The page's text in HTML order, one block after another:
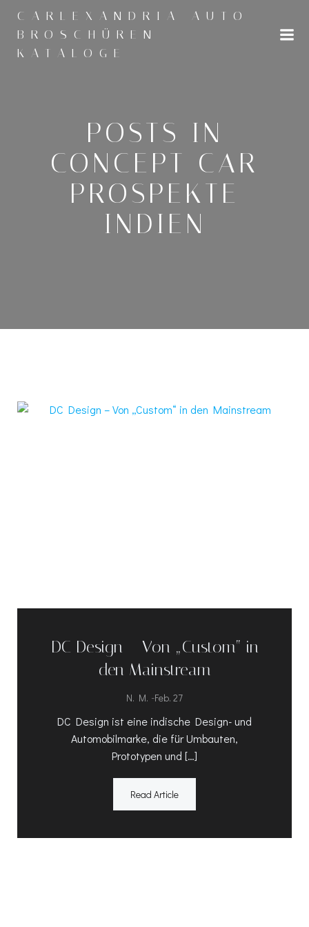
Inhalt
CARLEXANDRIA AUTO
BROSCHÜREN
KATALOGE
POSTS IN
CONCEPT CAR
PROSPEKTE
INDIEN
DC Design – Von „Custom“ in
den Mainstream
N. M. -Feb. 27
DC Design ist eine indische Design- und
Automobilmarke, die für Umbauten,
Prototypen und […]
Read Article